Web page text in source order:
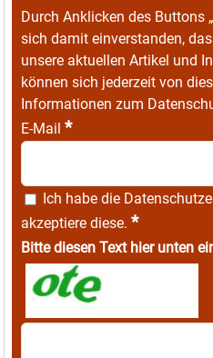
Durch Anklicken des Buttons
sich damit einverstanden,
unsere aktuellen Artikel und
können sich jederzeit von
Informationen zum
E-Mail *
Ich habe die
akzeptiere diese. *
Bitte diesen Text hier unten